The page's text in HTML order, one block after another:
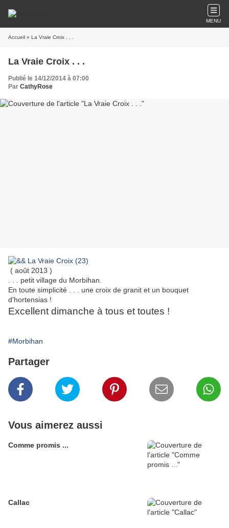
MENU
Accueil » La Vraie Croix . . .
La Vraie Croix . . .
Publié le 14/12/2014 à 07:00
Par CathyRose
( août 2013 )
. . . petit village du Morbihan.
En toute simplicité . . . une croix de granit et un bouquet
d'hortensias !
Excellent dimanche à tous et toutes !
#Morbihan
Partager
Vous aimerez aussi
Comme promis ...
Callac